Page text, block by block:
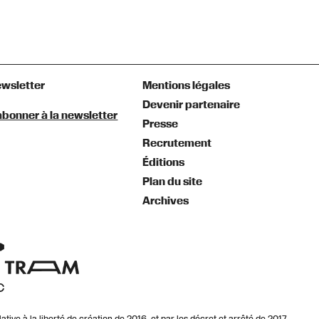
à la newsletter
Mentions légales
Devenir partenaire
Presse
Recrutement
Éditions
Plan du site
Archives